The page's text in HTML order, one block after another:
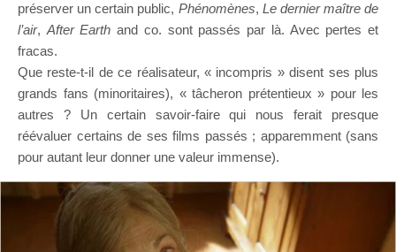
préserver un certain public, Phénomènes, Le dernier maître de
l’air, After Earth and co. sont passés par là. Avec pertes et
fracas.
Que reste-t-il de ce réalisateur, « incompris » disent ses plus
grands fans (minoritaires), « tâcheron prétentieux » pour les
autres ? Un certain savoir-faire qui nous ferait presque
réévaluer certains de ses films passés ; apparemment (sans
pour autant leur donner une valeur immense).